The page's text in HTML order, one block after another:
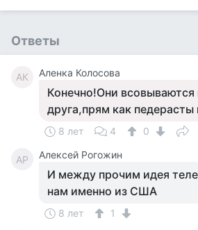
Ответы
АК Аленка Колосова
Конечно!Они всовываются
друга,прям как педерасты
8 лет 4 0
АР Алексей Рогожин
И между прочим идея
нам именно из США
8 лет 1